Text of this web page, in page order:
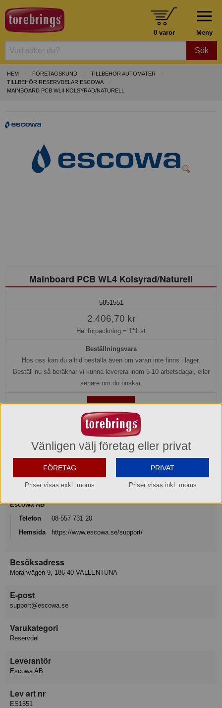
Meny
0 varor
Sök
HEM FÖRETAGSKUND
TILLBEHÖR AUTOMATER
TILLBEHÖR RESERVDELAR ESCOWA
MAINBOARD PCB WL4 KOLSYRAD/NATURELL
Mainboard PCB WL4 Kolsyrad/Naturell
5851551
2.406,70 kr
Hel förpackning = 1*1 st
Beställningsvara
Hos oss kan du alltid beställa även om varan inte finns i lager.
Beställ nu så beräknar vi kunna leverera inom 5-10 arbetsdagar, eller
senare om du önskar.
Köp »
Produktinformation
Varumärke
Escowa AB
Telefon
08-557 731 20
Hemsida
https://www.escowa.se/support/
Besöksadress
Moränvägen 9, 186 40 VALLENTUNA
E-post
support@escowa.se
Varukategori
Reservdel
Leverantör
Escowa AB
Lev art nr
ES1551
Vänligen välj företag eller privat
FÖRETAG
Priser visas exkl. moms
PRIVAT
Priser visas inkl. moms